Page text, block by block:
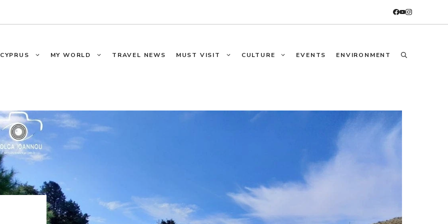
CYPRUS MY WORLD TRAVEL NEWS MUST VISIT CULTURE EVENTS ENVIRONMENT